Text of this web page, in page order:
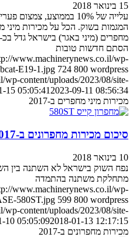
15 בינואר 2018
עלייה של 10% בממוצע,
הסתם חדשות טובות
www.machinerynews.co.il/wp-
E19-1.jpg 724 800 wordpress
content/uploads/2023/08/site-
15 05:05:41 2023-09-11 08:56:34
מכירות מיני מחפרים ב-2017
סיכום מכירות מחפרונים ב-2017
10 בינואר 2018
מתחלקת משתנה בהתמדה
www.machinerynews.co.il/wp-
580ST.jpg 599 800 wordpress
content/uploads/2023/08/site-
10 05:05:092018-01-13 12:17:15
מכירות מחפרונים ב-2017